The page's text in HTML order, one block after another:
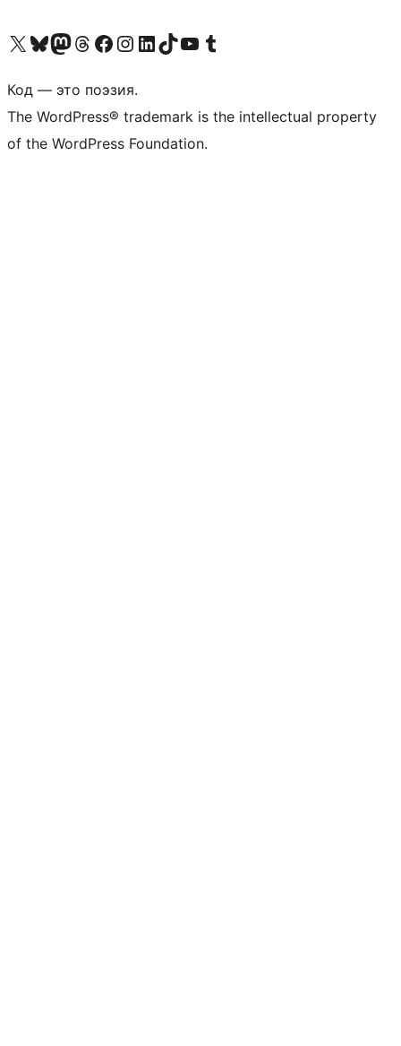
Посетите нас в X (ранее Twitter)
Посетите нашу учётную запись в Bluesky
Посетите нашу ленту в Mastodon
Посетите нашу учётную запись в Threads
Посетите нашу страницу на Facebook
Посетите наш Instagram
Посетите нашу страницу в LinkedIn
Посетите нашу учётную запись в TikTok
Посетите наш канал YouTube
Посетите нашу учётную запись в Tumblr
Код — это поэзия.
The WordPress® trademark is the intellectual property
of the WordPress Foundation.